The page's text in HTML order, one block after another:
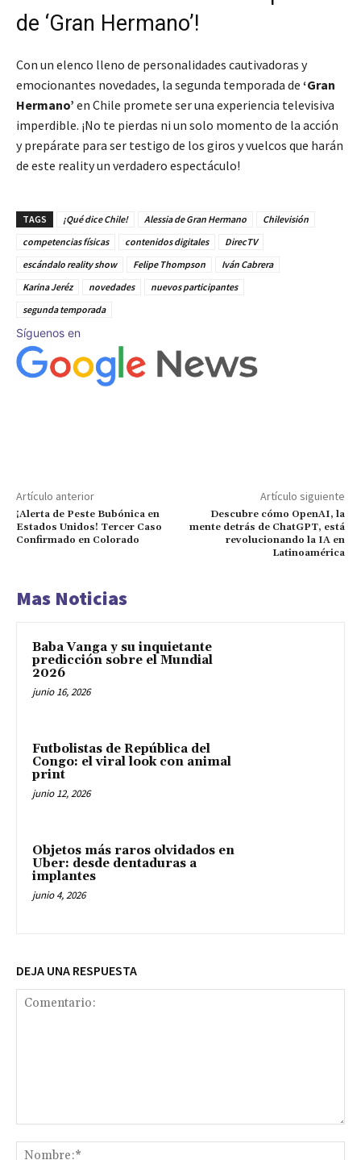
de ‘Gran Hermano’!
Con un elenco lleno de personalidades cautivadoras y
emocionantes novedades, la segunda temporada de ‘Gran
Hermano’ en Chile promete ser una experiencia televisiva
imperdible. ¡No te pierdas ni un solo momento de la acción
y prepárate para ser testigo de los giros y vuelcos que harán
de este reality un verdadero espectáculo!
TAGS ¡Qué dice Chile! Alessia de Gran Hermano
Chilevisión
competencias físicas
contenidos digitales
DirecTV
escándalo reality show
Felipe Thompson
Iván Cabrera
Karina Jeréz
novedades
nuevos participantes
segunda temporada
Síguenos en
Artículo anterior
¡Alerta de Peste Bubónica en
Estados Unidos! Tercer Caso
Confirmado en Colorado
Artículo siguiente
Descubre cómo OpenAI, la
mente detrás de ChatGPT, está
revolucionando la IA en
Latinoamérica
Mas Noticias
Baba Vanga y su inquietante
predicción sobre el Mundial
2026
junio 16, 2026
Futbolistas de República del
Congo: el viral look con animal
print
junio 12, 2026
Objetos más raros olvidados en
Uber: desde dentaduras a
implantes
junio 4, 2026
DEJA UNA RESPUESTA